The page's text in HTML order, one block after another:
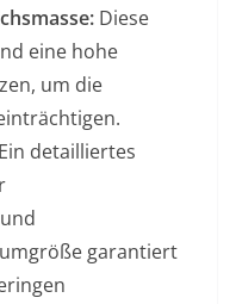
Diese
eine hohe
um die
Ein detailliertes
garantiert